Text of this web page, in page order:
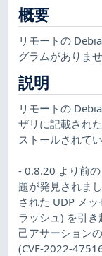
概要
リモートの
グラムがありませ
説明
リモートの
ザリに記載され
ストールされてい
- 0.8.20 より前
題が発見されま
された UDP メ
ラッシュ) を引
己アサーション
(CVE-2022-